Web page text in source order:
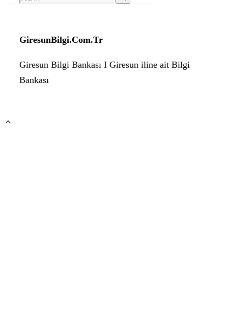
ara
GiresunBilgi.Com.Tr
Giresun Bilgi Bankası I Giresun iline ait Bilgi
Bankası